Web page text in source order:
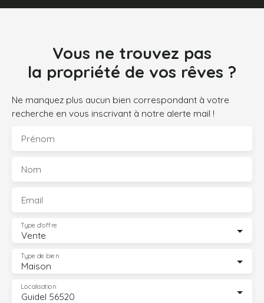
Vous ne trouvez pas
la propriété de vos rêves ?
Ne manquez plus aucun bien correspondant à votre
recherche en vous inscrivant à notre alerte mail !
Prénom
Nom
Email
Vente
Type d'offre
Maison
Type de bien
Guidel 56520
Localisation